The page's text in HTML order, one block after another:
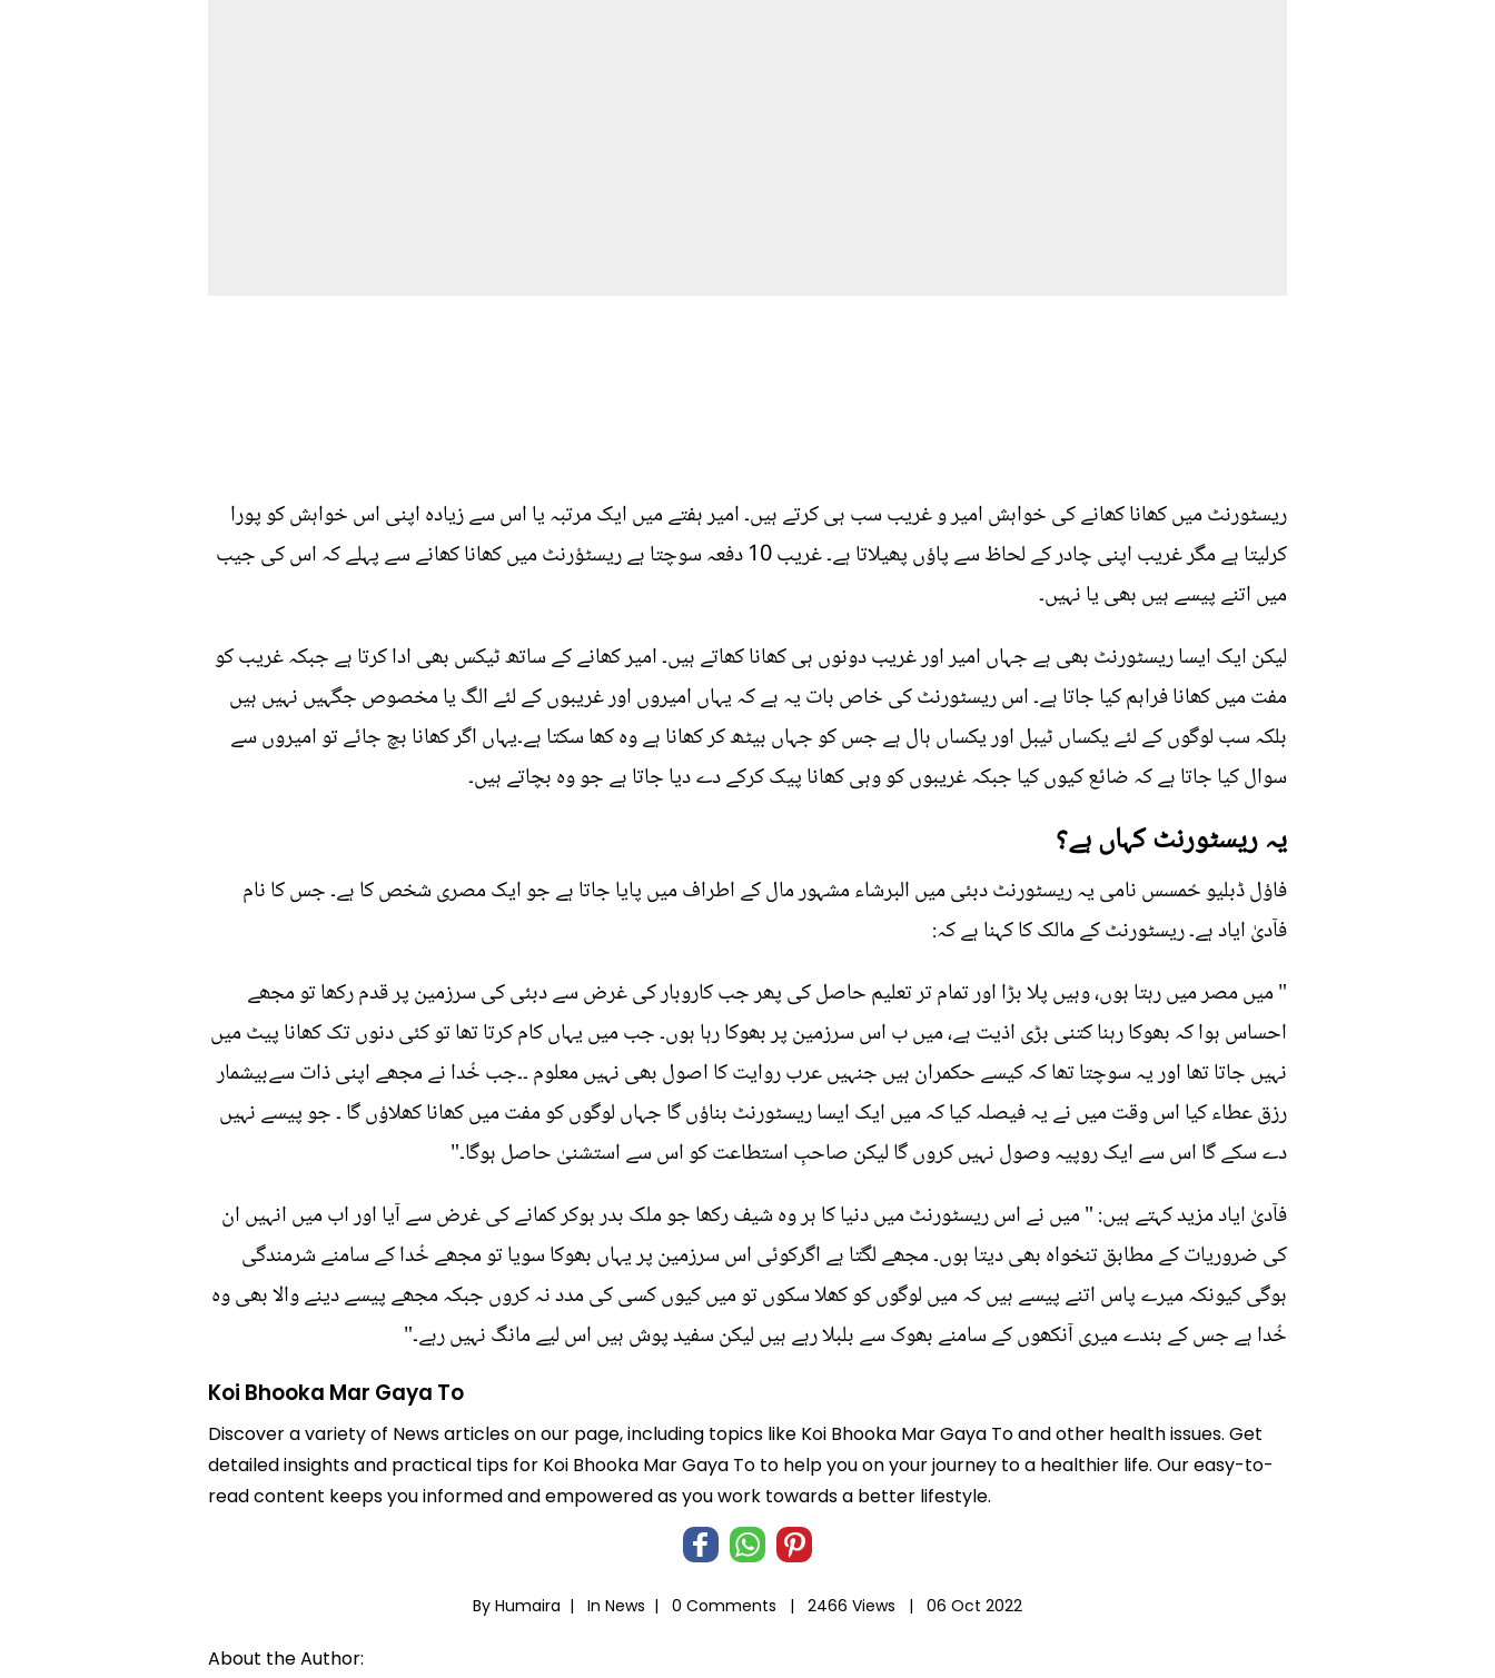
ریسٹورنٹ میں کھانا کھانے کی خواہش امیر و غریب سب ہی کرتے ہیں۔ امیر ہفتے میں ایک مرتبہ یا اس سے زیادہ اپنی اس خواہش کو پورا
کرلیتا ہے مگر غریب اپنی چادر کے لحاظ سے پاؤں پھیلاتا ہے۔ غریب 10 دفعہ سوچتا ہے ریسٹؤرنٹ میں کھانا کھانے سے پہلے کہ اس کی جیب
میں اتنے پیسے ہیں بھی یا نہیں۔
لیکن ایک ایسا ریسٹورنٹ بھی ہے جہاں امیر اور غریب دونوں ہی کھانا کھاتے ہیں۔ امیر کھانے کے ساتھ ٹیکس بھی ادا کرتا ہے جبکہ غریب کو
مفت میں کھانا فراہم کیا جاتا ہے۔ اس ریسٹورنٹ کی خاص بات یہ ہے کہ یہاں امیروں اور غریبوں کے لئے الگ یا مخصوص جگہیں نہیں ہیں
بلکہ سب لوگوں کے لئے یکساں ٹیبل اور یکساں ہال ہے جس کو جہاں بیٹھ کر کھانا ہے وہ کھا سکتا ہے۔یہاں اگر کھانا بچ جائے تو امیروں سے
سوال کیا جاتا ہے کہ ضائع کیوں کیا جبکہ غریبوں کو وہی کھانا پیک کرکے دے دیا جاتا ہے جو وہ بچاتے ہیں۔
یہ ریسٹورنٹ کہاں ہے؟
فاؤل ڈبلیو حُمسس نامی یہ ریسٹورنٹ دبئی میں البرشاء مشہور مال کے اطراف میں پایا جاتا ہے جو ایک مصری شخص کا ہے۔ جس کا نام
فآدیٰ ایاد ہے۔ ریسٹورنٹ کے مالک کا کہنا ہے کہ:
" میں مصر میں رہتا ہوں، وہیں پلا بڑا اور تمام تر تعلیم حاصل کی پھر جب کاروبار کی غرض سے دبئی کی سرزمین پر قدم رکھا تو مجھے
احساس ہوا کہ بھوکا رہنا کتنی بڑی اذیت ہے، میں ب اس سرزمین پر بھوکا رہا ہوں۔ جب میں یہاں کام کرتا تھا تو کئی دنوں تک کھانا پیٹ میں
نہیں جاتا تھا اور یہ سوچتا تھا کہ کیسے حکمران ہیں جنہیں عرب روایت کا اصول بھی نہیں معلوم ۔۔جب خُدا نے مجھے اپنی ذات سےبیشمار
رزق عطاء کیا اس وقت میں نے یہ فیصلہ کیا کہ میں ایک ایسا ریسٹورنٹ بناؤں گا جہاں لوگوں کو مفت میں کھانا کھلاؤں گا ۔ جو پیسے نہیں
دے سکے گا اس سے ایک روپیہ وصول نہیں کروں گا لیکن صاحبِ استطاعت کو اس سے استشنیٰ حاصل ہوگا۔"
فآدیٰ ایاد مزید کہتے ہیں: " میں نے اس ریسٹورنٹ میں دنیا کا ہر وہ شیف رکھا جو ملک بدر ہوکر کمانے کی غرض سے آیا اور اب میں انہیں ان
کی ضروریات کے مطابق تنخواہ بھی دیتا ہوں۔ مجھے لگتا ہے اگرکوئی اس سرزمین پر یہاں بھوکا سویا تو مجھے خُدا کے سامنے شرمندگی
ہوگی کیونکہ میرے پاس اتنے پیسے ہیں کہ میں لوگوں کو کھلا سکوں تو میں کیوں کسی کی مدد نہ کروں جبکہ مجھے پیسے دینے والا بھی وہ
خُدا ہے جس کے بندے میری آنکھوں کے سامنے بھوک سے بلبلا رہے ہیں لیکن سفید پوش ہیں اس لیے مانگ نہیں رہے۔"
Koi Bhooka Mar Gaya To
Discover a variety of News articles on our page, including topics like Koi Bhooka Mar Gaya To and other health issues. Get
detailed insights and practical tips for Koi Bhooka Mar Gaya To to help you on your journey to a healthier life. Our easy-to-
read content keeps you informed and empowered as you work towards a better lifestyle.
By Humaira | In News | 0 Comments | 2466 Views | 06 Oct 2022
About the Author: